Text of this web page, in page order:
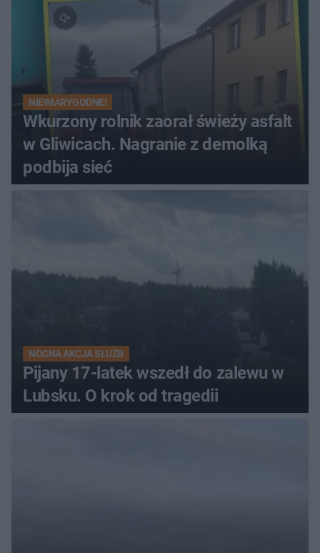
NIEWIARYGODNE!
Wkurzony rolnik zaorał świeży asfalt
w Gliwicach. Nagranie z demolką
podbija sieć
NOCNA AKCJA SŁUŻB
Pijany 17-latek wszedł do zalewu w
Lubsku. O krok od tragedii